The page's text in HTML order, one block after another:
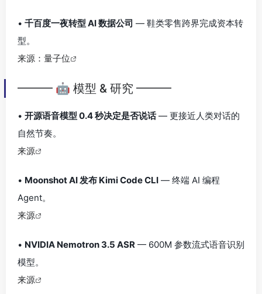
• 千百度一夜转型 AI 数据公司 — 鞋类零售跨界完成资本转
型。
来源：量子位
━━━ 🤖 模型 & 研究 ━━━
• 开源语音模型 0.4 秒决定是否说话— 更接近人类对话的
自然节奏。
来源
• Moonshot AI 发布 Kimi Code CLI — 终端 AI 编程
Agent。
来源
• NVIDIA Nemotron 3.5 ASR — 600M 参数流式语音识别
模型。
来源